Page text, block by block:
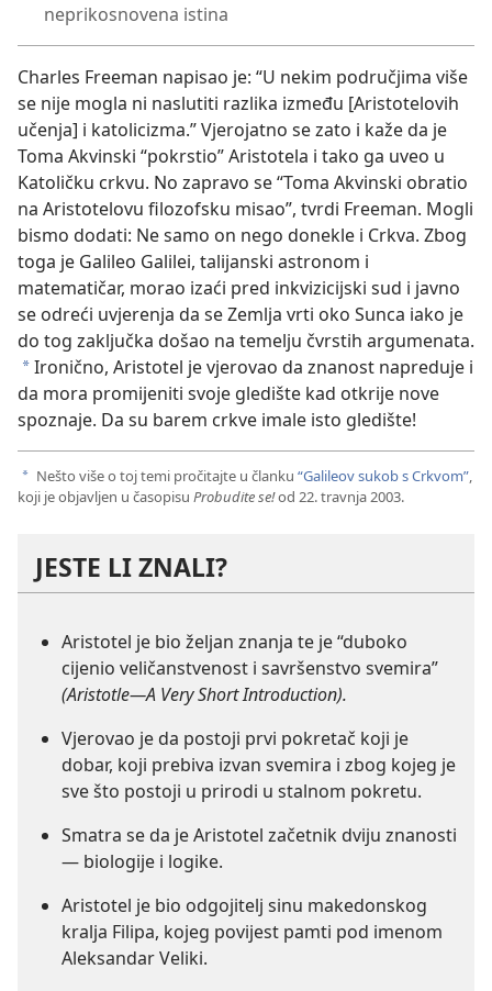
neprikosnovena istina
Charles Freeman napisao je: “U nekim područjima više
se nije mogla ni naslutiti razlika između [Aristotelovih
učenja] i katolicizma.” Vjerojatno se zato i kaže da je
Toma Akvinski “pokrstio” Aristotela i tako ga uveo u
Katoličku crkvu. No zapravo se “Toma Akvinski obratio
na Aristotelovu filozofsku misao”, tvrdi Freeman. Mogli
bismo dodati: Ne samo on nego donekle i Crkva. Zbog
toga je Galileo Galilei, talijanski astronom i
matematičar, morao izaći pred inkvizicijski sud i javno
se odreći uvjerenja da se Zemlja vrti oko Sunca iako je
do tog zaključka došao na temelju čvrstih argumenata.
aIronično, Aristotel je vjerovao da znanost napreduje i
da mora promijeniti svoje gledište kad otkrije nove
spoznaje. Da su barem crkve imale isto gledište!
a Nešto više o toj temi pročitajte u članku “Galileov sukob s Crkvom”,
koji je objavljen u časopisu Probudite se!od 22. travnja 2003.
JESTE LI ZNALI?
Aristotel je bio željan znanja te je “duboko
cijenio veličanstvenost i savršenstvo svemira”
(Aristotle—A Very Short Introduction).
Vjerovao je da postoji prvi pokretač koji je
dobar, koji prebiva izvan svemira i zbog kojeg je
sve što postoji u prirodi u stalnom pokretu.
Smatra se da je Aristotel začetnik dviju znanosti
— biologije i logike.
Aristotel je bio odgojitelj sinu makedonskog
kralja Filipa, kojeg povijest pamti pod imenom
Aleksandar Veliki.